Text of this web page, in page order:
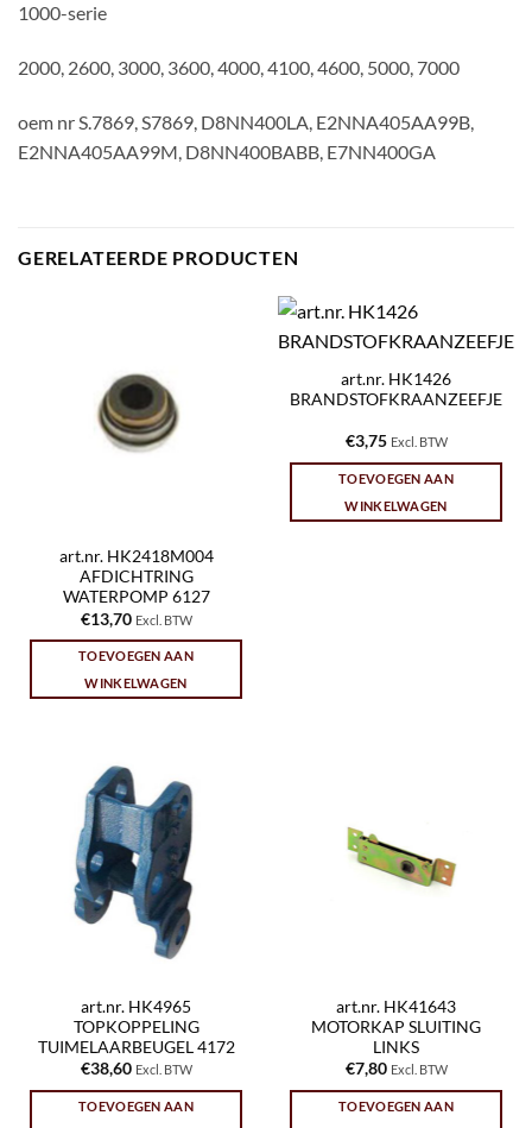
1000-serie
2000, 2600, 3000, 3600, 4000, 4100, 4600, 5000, 7000
oem nr S.7869, S7869, D8NN400LA, E2NNA405AA99B,
E2NNA405AA99M, D8NN400BABB, E7NN400GA
GERELATEERDE PRODUCTEN
art.nr. HK2418M004
AFDICHTRING
WATERPOMP 6127
€13,70 Excl. BTW
TOEVOEGEN AAN
WINKELWAGEN
art.nr. HK1426
BRANDSTOFKRAANZEEFJE
€3,75 Excl. BTW
TOEVOEGEN AAN
WINKELWAGEN
art.nr. HK4965
TOPKOPPELING
TUIMELAARBEUGEL 4172
€38,60 Excl. BTW
TOEVOEGEN AAN
art.nr. HK41643
MOTORKAP SLUITING
LINKS
€7,80 Excl. BTW
TOEVOEGEN AAN